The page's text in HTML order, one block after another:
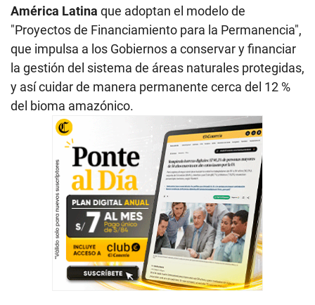
América Latina que adoptan el modelo de
"Proyectos de Financiamiento para la Permanencia",
que impulsa a los Gobiernos a conservar y financiar
la gestión del sistema de áreas naturales protegidas,
y así cuidar de manera permanente cerca del 12 %
del bioma amazónico.